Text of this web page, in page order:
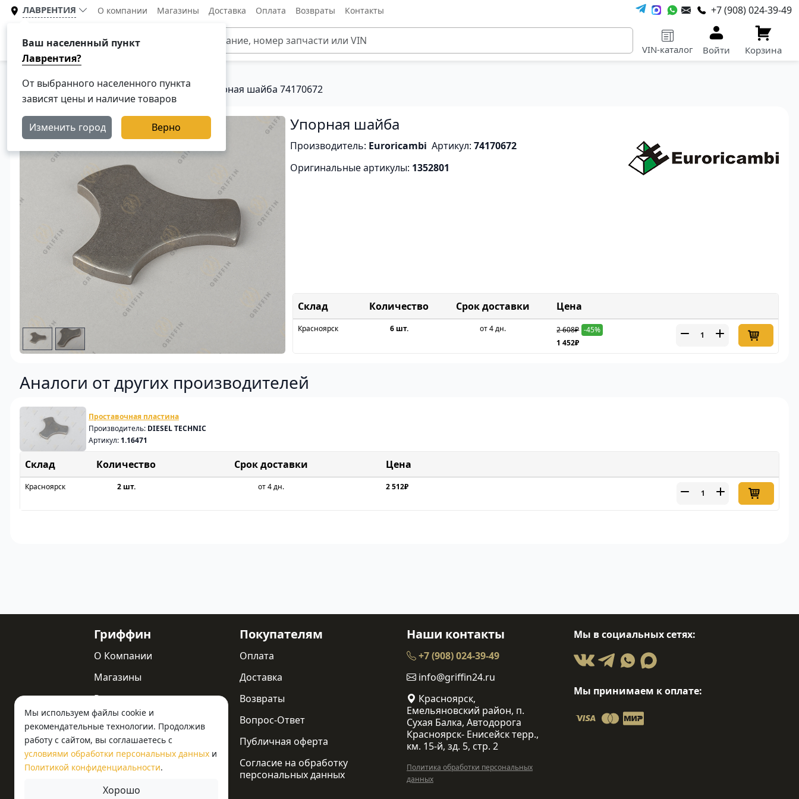
ЛАВРЕНТИЯ
Ваш населенный пункт
Лаврентия?
От выбранного населенного пункта
зависят цены и наличие товаров
Изменить город Верно
О компании Магазины Доставка Оплата Возвраты Контакты +7 (908) 024-39-49
Каталог
VIN-каталог Войти Корзина
Главная Каталог Ступица и колеса Упорная шайба 74170672
Упорная шайба
Производитель: Euroricambi Артикул:74170672
Оригинальные артикулы: 1352801
Склад Срок доставки Цена
Красноярск 6 шт. от 4 дн. 2 608₽ -45%
1 452₽
Аналоги от других производителей
Проставочная пластина
Производитель: DIESEL TECHNIC
Артикул: 1.16471
Склад Срок доставки Цена
Красноярск 2 шт. от 4 дн. 2 512₽
Мы используем файлы cookie и
рекомендательные технологии. Продолжив
работу с сайтом, вы соглашаетесь с
условиями обработки персональных данных и
Политикой конфиденциальности.
Хорошо
Гриффин
О Компании
Магазины
Реквизиты
Статьи
Новости
Контакты
Покупателям
Оплата
Доставка
Возвраты
Вопрос-Ответ
Публичная оферта
Согласие на обработку
персональных данных
Наши контакты
+7 (908) 024-39-49
info@griffin24.ru
Красноярск,
Емельяновский район, п.
Сухая Балка, Автодорога
Красноярск- Енисейск терр.,
км. 15-й, зд. 5, стр. 2
Политика обработки персональных
данных
Мы в социальных сетях:
Мы принимаем к оплате: